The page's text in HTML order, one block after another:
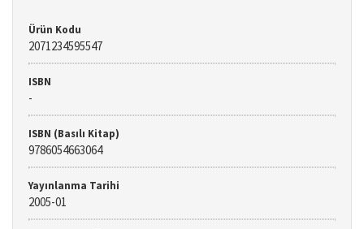
Ürün Kodu
2071234595547
ISBN
-
ISBN (Basılı Kitap)
9786054663064
Yayınlanma Tarihi
2005-01